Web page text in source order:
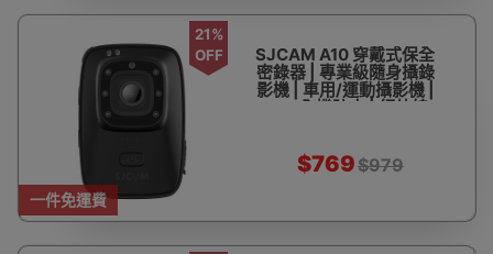
一件免運費
21%
OFF
SJCAM A10 穿戴式保全
密錄器 | 專業級隨身攝錄
影機 | 車用/運動攝影機 |
IP65全機防水 | 紅外線
$769$979